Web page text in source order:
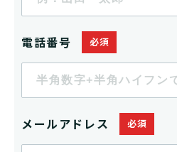
電話番号
メールアドレス